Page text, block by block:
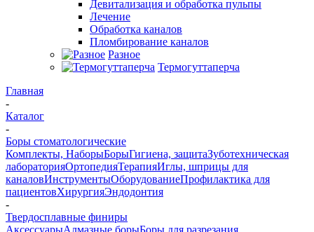
Девитализация и обработка пульпы
Лечение
Обработка каналов
Пломбирование каналов
Разное
Термогуттаперча
Главная
-
Каталог
-
Боры стоматологические
Комплекты, НаборыБорыГигиена, защитаЗуботехническая
лабораторияОртопедияТерапияИглы, шприцы для
каналовИнструментыОборудованиеПрофилактика для
пациентовХирургияЭндодонтия
-
Твердосплавные финиры
АксессуарыАлмазные борыБоры для разрезания